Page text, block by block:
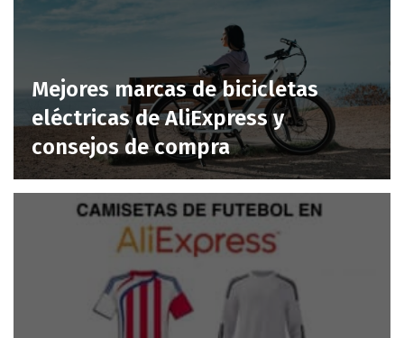
Mejores marcas de bicicletas
eléctricas de AliExpress y
consejos de compra